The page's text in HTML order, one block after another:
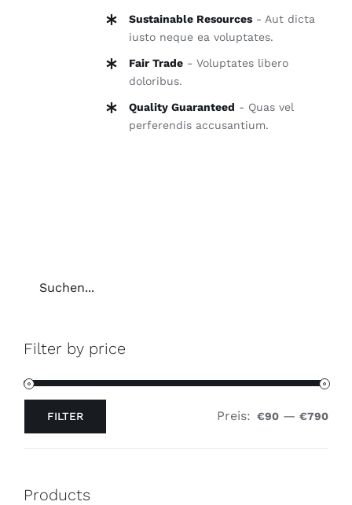
Sustainable Resources- Aut dicta
iusto neque ea voluptates.
Fair Trade- Voluptates libero
doloribus.
Quality Guaranteed - Quas vel
perferendis accusantium.
Filter by price
FILTER Preis: €90 — €790
Products